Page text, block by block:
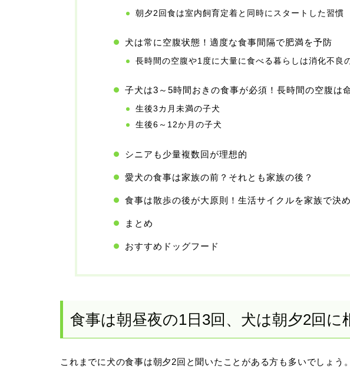
朝夕2回食は室内飼育定着と同時にスタートした習慣
犬は常に空腹状態！適度な食事間隔で肥満を予防
長時間の空腹や1度に大量に食べる暮らしは消化不良
子犬は3～5時間おきの食事が必須！長時間の空腹は
生後3カ月未満の子犬
生後6～12か月の子犬
シニアも少量複数回が理想的
愛犬の食事は家族の前？それとも家族の後？
食事は散歩の後が大原則！生活サイクルを家族で決
まとめ
おすすめドッグフード
食事は朝昼夜の1日3回、犬は朝夕2回に
これまでに犬の食事は朝夕2回と聞いたことがある方も多いでしょう